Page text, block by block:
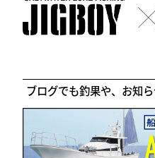
ブログでも釣果や、お知